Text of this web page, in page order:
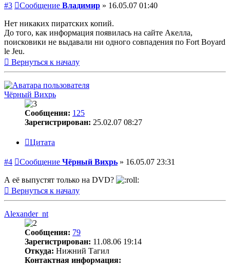
#3 Сообщение Владимир » 16.05.07 01:40
Нет никаких пиратских копий.
До того, как информация появилась на сайте Акелла,
поисковики не выдавали ни одного совпадения по Fort Boyard
le Jeu.
Вернуться к началу
Чёрный Вихрь
Сообщения: 125
Зарегистрирован: 25.02.07 08:27
Цитата
#4 Сообщение Чёрный Вихрь » 16.05.07 23:31
А её выпустят только на DVD?
Вернуться к началу
Alexander_nt
Сообщения: 79
Зарегистрирован: 11.08.06 19:14
Откуда: Нижний Тагил
Контактная информация: